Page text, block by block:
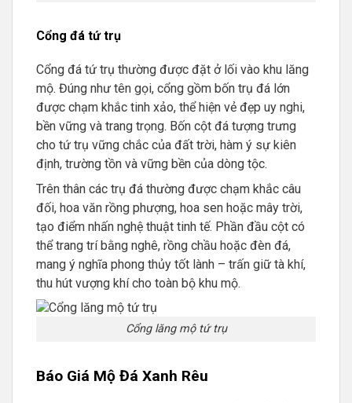
Cổng đá tứ trụ
Cổng đá tứ trụ thường được đặt ở lối vào khu lăng
mộ. Đúng như tên gọi, cổng gồm bốn trụ đá lớn
được chạm khắc tinh xảo, thể hiện vẻ đẹp uy nghi,
bền vững và trang trọng. Bốn cột đá tượng trưng
cho tứ trụ vững chắc của đất trời, hàm ý sự kiên
định, trường tồn và vững bền của dòng tộc.
Trên thân các trụ đá thường được chạm khắc câu
đối, hoa văn rồng phượng, hoa sen hoặc mây trời,
tạo điểm nhấn nghệ thuật tinh tế. Phần đầu cột có
thể trang trí bằng nghê, rồng chầu hoặc đèn đá,
mang ý nghĩa phong thủy tốt lành – trấn giữ tà khí,
thu hút vượng khí cho toàn bộ khu mộ.
Cổng lăng mộ tứ trụ
Báo Giá Mộ Đá Xanh Rêu